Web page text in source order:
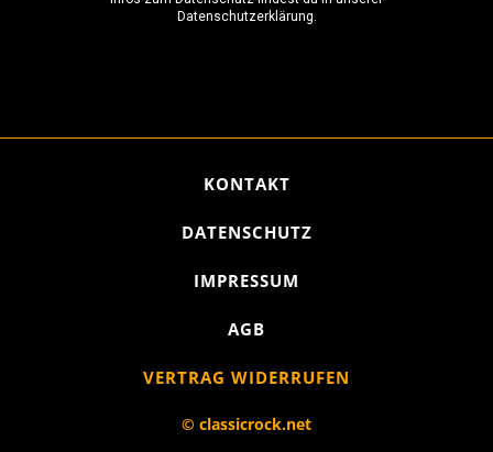
KONTAKT
DATENSCHUTZ
IMPRESSUM
AGB
VERTRAG WIDERRUFEN
© classicrock.net